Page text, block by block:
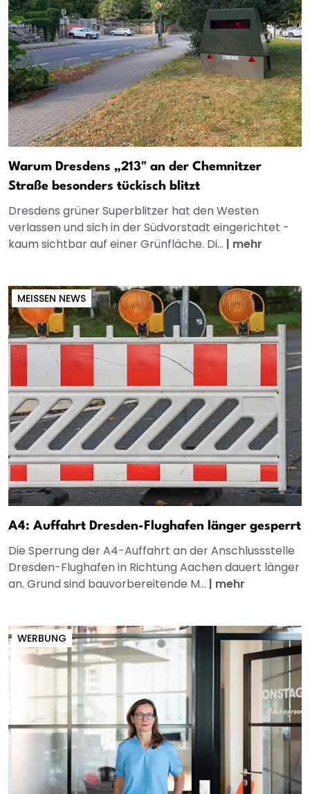
Warum Dresdens „213" an der Chemnitzer
Straße besonders tückisch blitzt
Dresdens grüner Superblitzer hat den Westen
verlassen und sich in der Südvorstadt eingerichtet -
kaum sichtbar auf einer Grünfläche. Di... | mehr
MEISSEN NEWS
A4: Auffahrt Dresden-Flughafen länger gesperrt
Die Sperrung der A4-Auffahrt an der Anschlussstelle
Dresden-Flughafen in Richtung Aachen dauert länger
an. Grund sind bauvorbereitende M... | mehr
WERBUNG